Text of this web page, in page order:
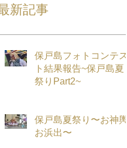
新記事
保戸島フォトコンテス
ト結果報告~保戸島夏
祭りPart2~
保戸島夏祭り〜お神輿
お浜出〜